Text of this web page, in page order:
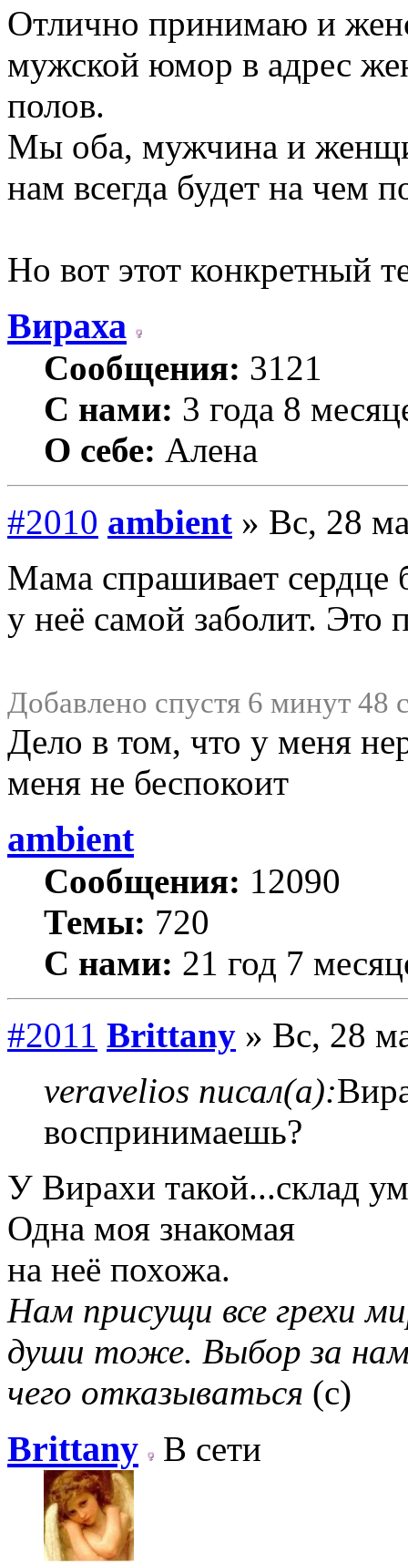
Отлично принимаю и
мужской юмор в адрес
полов.
Мы оба, мужчина и
нам всегда будет на чем
Но вот этот конкретный
Вираха
Сообщения: 3121
С нами: 3 года 8
О себе: Алена
#2010 ambient » Вс, 28
Мама спрашивает сердце
у неё самой заболит. Это
Добавлено спустя 6 минут 48
Дело в том, что у меня
меня не беспокоит
ambient
Сообщения: 12090
Темы: 720
С нами: 21 год 7
#2011 Brittany » Вс, 28
veravelios писал(а):
воспринимаешь?
У Вирахи такой...склад
Одна моя знакомая
на неё похожа.
Нам присущи все грехи
души тоже. Выбор за
чего отказываться (с)
Brittany В сети